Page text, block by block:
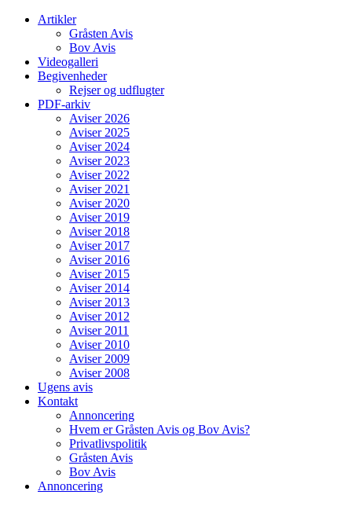
Artikler
Gråsten Avis
Bov Avis
Videogalleri
Begivenheder
Rejser og udflugter
PDF-arkiv
Aviser 2026
Aviser 2025
Aviser 2024
Aviser 2023
Aviser 2022
Aviser 2021
Aviser 2020
Aviser 2019
Aviser 2018
Aviser 2017
Aviser 2016
Aviser 2015
Aviser 2014
Aviser 2013
Aviser 2012
Aviser 2011
Aviser 2010
Aviser 2009
Aviser 2008
Ugens avis
Kontakt
Annoncering
Hvem er Gråsten Avis og Bov Avis?
Privatlivspolitik
Gråsten Avis
Bov Avis
Annoncering